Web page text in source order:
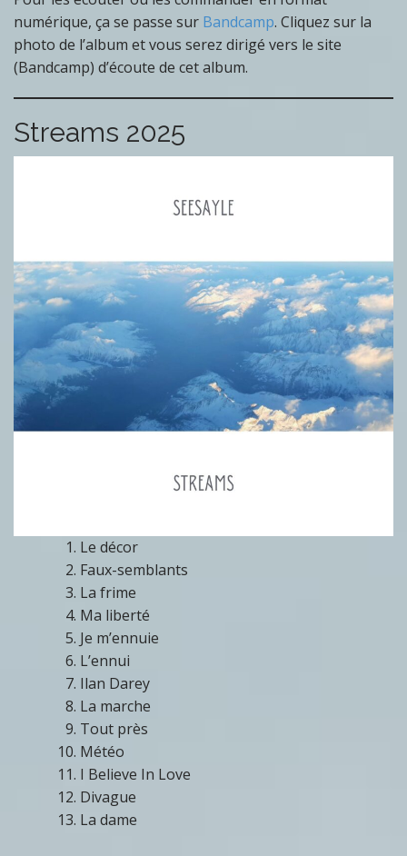
numérique, ça se passe sur Bandcamp. Cliquez sur la
photo de l’album et vous serez dirigé vers le site
(Bandcamp) d’écoute de cet album.
Streams 2025
Le décor
Faux-semblants
La frime
Ma liberté
Je m’ennuie
L’ennui
Ilan Darey
La marche
Tout près
Météo
I Believe In Love
Divague
La dame